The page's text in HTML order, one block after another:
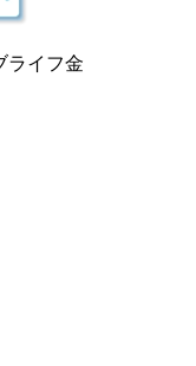
ライフ金